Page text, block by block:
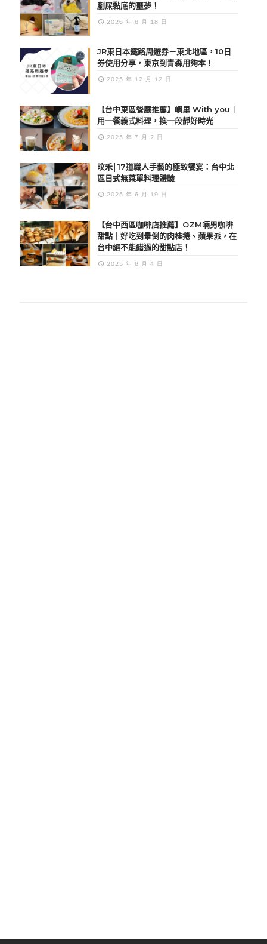
剷屎黏底的噩夢！
2026 年 6 月 18 日
JR東日本鐵路周遊券－東北地區，10日
券使用分享，東京到青森用夠本！
2025 年 12 月 12 日
【台中東區餐廳推薦】嶼里 With you｜
用一餐義式料理，換一段靜好時光
2025 年 7 月 2 日
旼禾│17道職人手藝的極致饗宴：台中北
區日式無菜單料理體驗
2025 年 6 月 19 日
【台中西區咖啡店推薦】OZM啢男咖啡
甜點｜好吃到暈倒的肉桂捲、蘋果派，在
台中絕不能錯過的甜點店！
2025 年 6 月 4 日